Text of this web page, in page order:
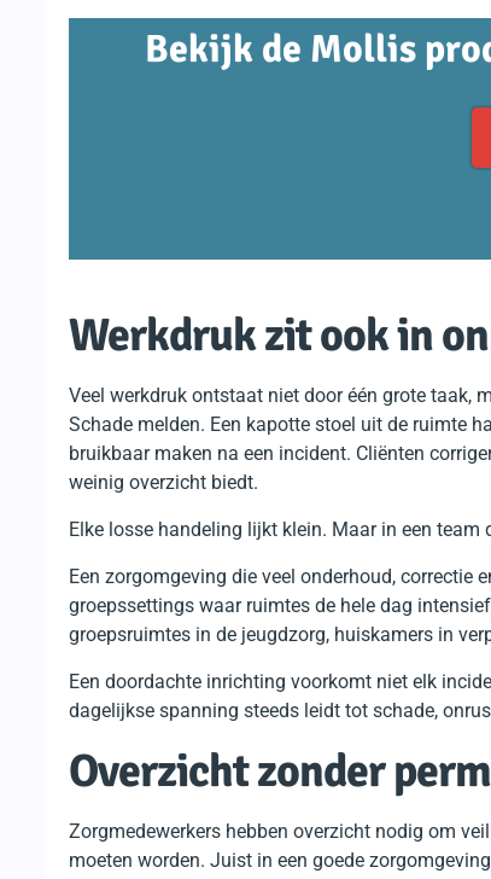
Bekijk de Mollis
Werkdruk zit ook in
Veel werkdruk ontstaat niet door één grote taak,
Schade melden. Een kapotte stoel uit de ruimte
bruikbaar maken na een incident. Cliënten
weinig overzicht biedt.
Elke losse handeling lijkt klein. Maar in een
Een zorgomgeving die veel onderhoud, correctie
groepssettings waar ruimtes de hele dag
groepsruimtes in de jeugdzorg, huiskamers in
Een doordachte inrichting voorkomt niet elk
dagelijkse spanning steeds leidt tot schade,
Overzicht zonder
Zorgmedewerkers hebben overzicht nodig om
moeten worden. Juist in een goede